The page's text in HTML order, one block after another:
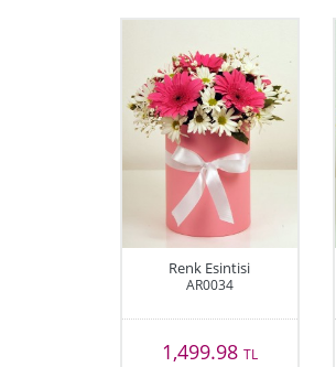
Renk Esintisi
AR0034
1,499.98 TL